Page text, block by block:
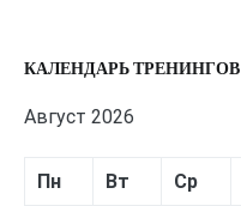
КАЛЕНДАРЬ ТРЕНИНГОВ
Август 2026
Пн Вт Ср